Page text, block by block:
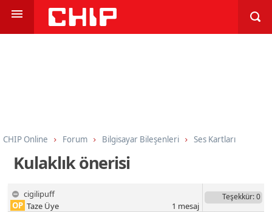
CHIP Online Forum Bilgisayar Bileşenleri Ses Kartları
Kulaklık önerisi
cigilipuff
OP Taze Üye
Teşekkür: 0
1 mesaj